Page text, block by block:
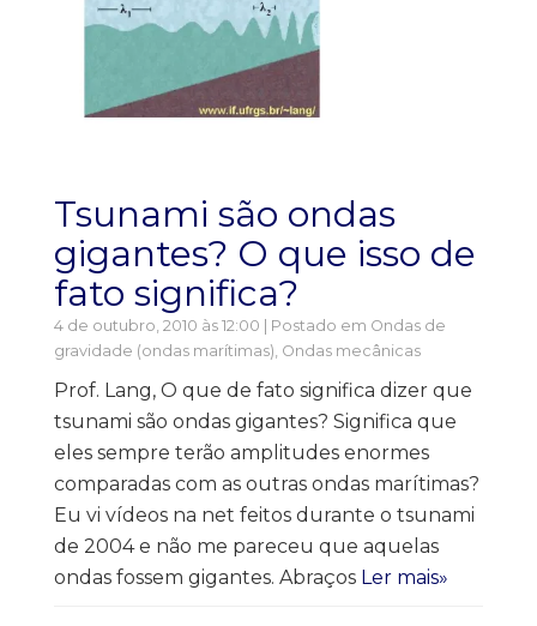
Tsunami são ondas
gigantes? O que isso de
fato significa?
4 de outubro, 2010 às 12:00 | Postado em Ondas de
gravidade (ondas marítimas) Ondas mecânicas
Prof. Lang, O que de fato significa dizer que
tsunami são ondas gigantes? Significa que
eles sempre terão amplitudes enormes
comparadas com as outras ondas marítimas?
Eu vi vídeos na net feitos durante o tsunami
de 2004 e não me pareceu que aquelas
ondas fossem gigantes. Abraços Ler mais»